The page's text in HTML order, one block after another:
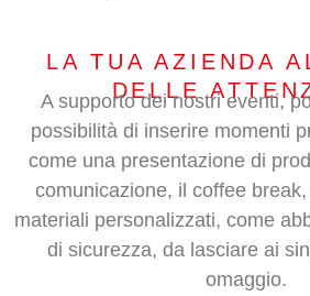
LA TUA AZIENDA
DELLE
A supporto dei nostri eventi,
possibilità di inserire momenti
come una presentazione di
comunicazione, il coffee
materiali personalizzati, come
di sicurezza, da lasciare ai
omaggio.